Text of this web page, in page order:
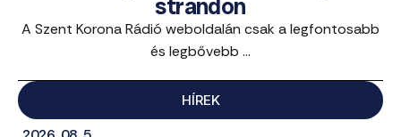
strandon
A Szent Korona Rádió weboldalán csak a legfontosabb
és legbővebb ...
HÍREK